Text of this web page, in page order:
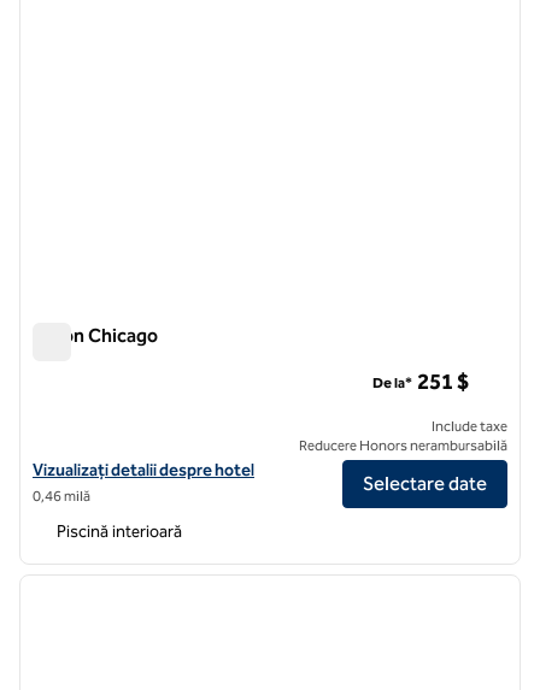
Hilton Chicago
Vizualizați detaliile hotelului Hilton Chicago
Vizualizați detalii despre hotel
0,46 milă
De la* 251 $
Include taxe
Reducere Honors nerambursabilă
Selectare date
Piscină interioară
1 din 12